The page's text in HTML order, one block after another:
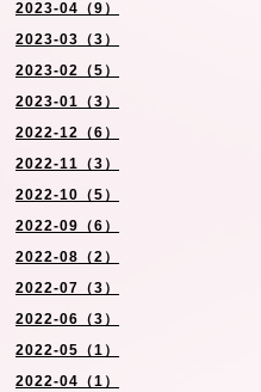
2023-04（9）
2023-03（3）
2023-02（5）
2023-01（3）
2022-12（6）
2022-11（3）
2022-10（5）
2022-09（6）
2022-08（2）
2022-07（3）
2022-06（3）
2022-05（1）
2022-04（1）